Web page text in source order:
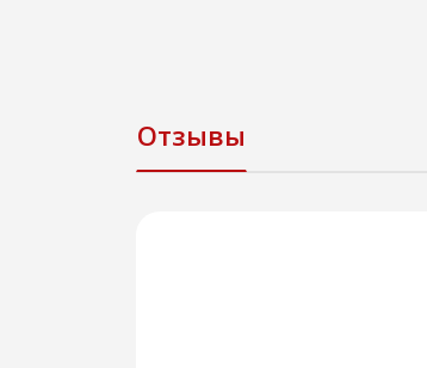
Отзывы